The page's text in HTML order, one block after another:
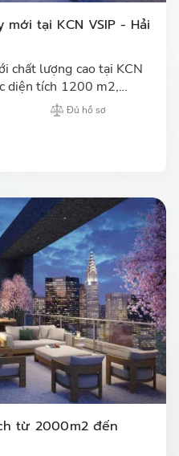
tại KCN VSIP - Hải
chất lượng cao tại KCN
diện tích 1200 m2,
với diện tích từ
Đủ hồ sơ
từ 2000m2 đến